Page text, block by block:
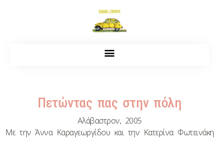
Πετώντας πας στην πόλη
Αλάβαστρον, 2005
Με την Άννα Καραγεωργίδου και την Κατερίνα Φωτεινάκη